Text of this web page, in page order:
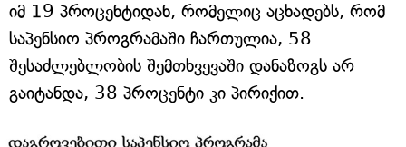
იმ 19 პროცენტიდან, რომელიც აცხადებს, რომ
საპენსიო პროგრამაში ჩართულია, 58
შესაძლებლობის შემთხვევაში დანაზოგს არ
გაიტანდა, 38 პროცენტი კი პირიქით.